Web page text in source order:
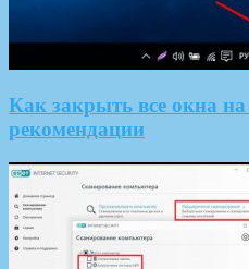
Как закрыть все окна
рекомендации